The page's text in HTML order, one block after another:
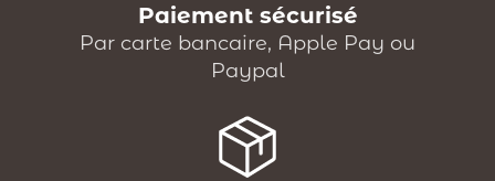
Paiement sécurisé
Par carte bancaire, Apple Pay ou
Paypal